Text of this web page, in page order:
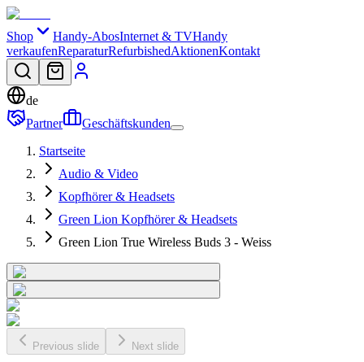
Shop Handy-AbosInternet & TVHandy
verkaufenReparaturRefurbishedAktionenKontakt
de
Partner
Geschäftskunden
Startseite
Audio & Video
Kopfhörer & Headsets
Green Lion Kopfhörer & Headsets
Green Lion True Wireless Buds 3 - Weiss
Previous slide Next slide